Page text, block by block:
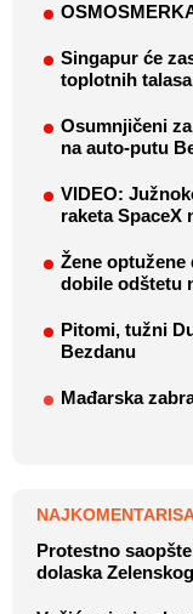
Singapur će
toplotnih talasa
Osumnjičeni
na auto-putu
VIDEO:
raketa SpaceX
Žene optužene
dobile odštetu
Pitomi, tužni
Bezdanu
Mađarska
Protestno
dolaska